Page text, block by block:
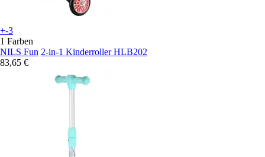
+-3
1 Farben
NILS Fun 2-in-1 Kinderroller HLB202
83,65 €